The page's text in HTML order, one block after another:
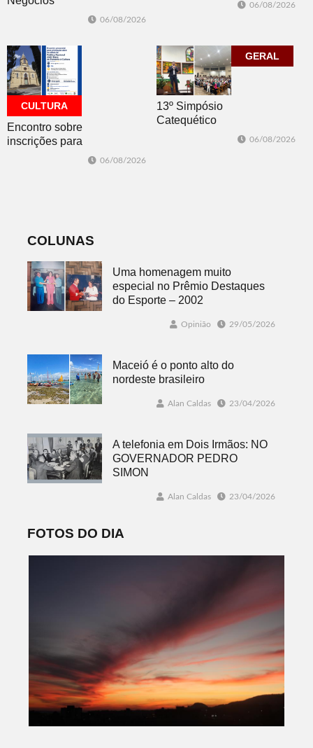
Dois Irmãos
06/08/2026
06/08/2026
CULTURA
Encontro sobre
inscrições para
06/08/2026
GERAL
13º Simpósio
Catequético
06/08/2026
COLUNAS
Uma homenagem muito
especial no Prêmio Destaques
do Esporte – 2002
Opinião 29/05/2026
Maceió é o ponto alto do
nordeste brasileiro
Alan Caldas 23/04/2026
A telefonia em Dois Irmãos: NO
GOVERNADOR PEDRO
SIMON
Alan Caldas 23/04/2026
FOTOS DO DIA